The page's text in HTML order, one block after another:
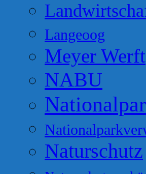
Langeoog
Meyer Werft
NABU
Naturschutz